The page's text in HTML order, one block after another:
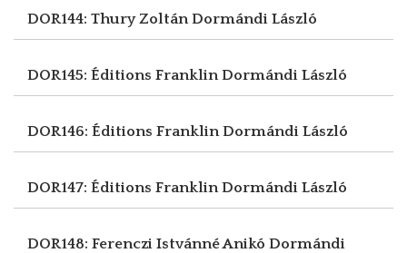
DOR144: Thury ZoltánDormándi László
DOR145: Éditions FranklinDormándi László
DOR146: Éditions FranklinDormándi László
DOR147: Éditions FranklinDormándi László
DOR148: Ferenczi Istvánné Anikó Dormándi